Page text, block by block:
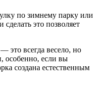
по зимнему парку или
это позволяет
это всегда весело, но
особенно, если вы
создана естественным